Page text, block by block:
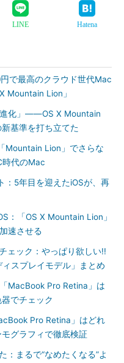
LINE Hatena
で最高のクラウド世代Mac
Mountain Lion」
化」――OS X Mountain
基準を打ち立てた
Mountain Lion」でさらな
時代のMac
：5年目を迎えたiOSが、再
：「OS X Mountain Lion」
速させる
ェック：やっぱり欲しい!!
ィスプレイモデル」まとめ
MacBook Pro Retina」は
でチェック
Pro Retina」はどれ
グラフィで徹底検証
：まるで“なめたくなる”よ